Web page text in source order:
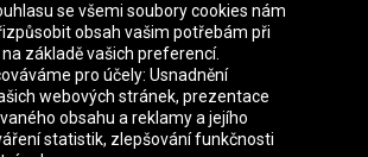
Deutschland Éire España
se všemi soubory cookies nám
obsah vašim potřebám při
základě vašich preferencí.
pro účely: Usnadnění
webových stránek, prezentace
obsahu a reklamy a jejího
statistik, zlepšování funkčnosti